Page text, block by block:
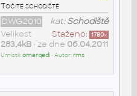
Točité schodiště
kat:Schodiště
DWG2010
Staženo: 1780x
Velikost
283,4kB• ze dne 06.04.2011
Umístil:omarqadi• Autor:rms